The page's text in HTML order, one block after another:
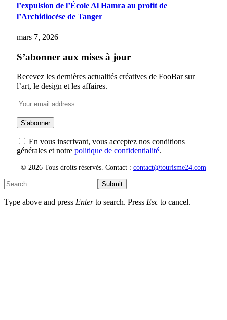
l’expulsion de l’École Al Hamra au profit de
l’Archidiocèse de Tanger
mars 7, 2026
S’abonner aux mises à jour
Recevez les dernières actualités créatives de FooBar sur
l’art, le design et les affaires.
En vous inscrivant, vous acceptez nos conditions
générales et notre politique de confidentialité.
© 2026 Tous droits réservés. Contact : contact@tourisme24.com
Submit
Type above and press Enterto search. Press Esc to cancel.